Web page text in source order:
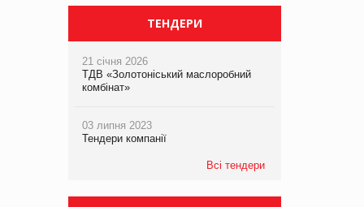
ТЕНДЕРИ
21 січня 2026
ТДВ «Золотоніський маслоробний
комбінат»
03 липня 2023
Тендери компанії
Всі тендери